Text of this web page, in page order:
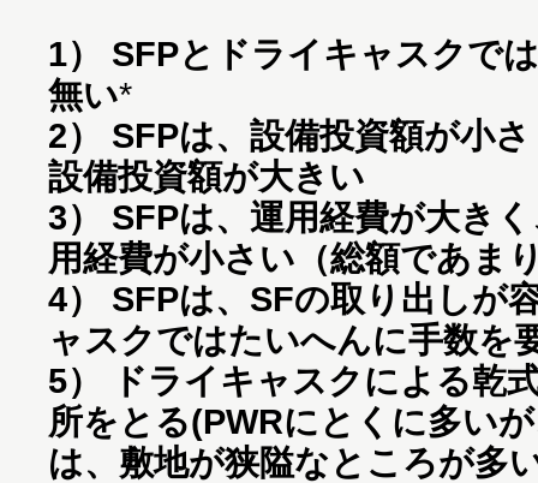
1） SFPとドライキャスクで
無い
2） SFPは、設備投資額が小
設備投資額が大きい
3） SFPは、運用経費が大き
用経費が小さい（総額であま
4） SFPは、SFの取り出しが
ャスクではたいへんに手数を
5） ドライキャスクによる乾
所をとる(PWRにとくに多い
は、敷地が狭隘なところが多